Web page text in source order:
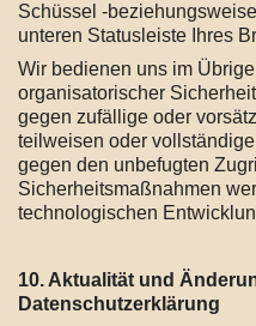
Schüssel -
unteren Statusleiste Ihres
Wir bedienen uns im
organisatorischer
gegen zufällige oder
teilweisen oder
gegen den unbefugten
Sicherheitsmaßnahmen
technologischen
10. Aktualität und
Datenschutzerklärung